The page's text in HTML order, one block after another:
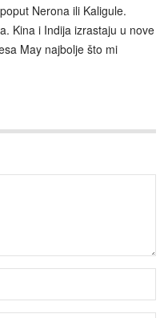
Nerona ili Kaligule.
Kina i Indija izrastaju u nove
May najbolje što mi